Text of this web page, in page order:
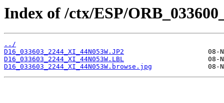
Index of /ctx/ESP/
../
D16_033603_2244_XI_44N053W.JP2
D16_033603_2244_XI_44N053W.LBL
D16_033603_2244_XI_44N053W.browse.jpg